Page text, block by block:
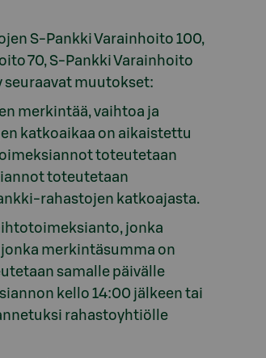
S-Pankki Varainhoito 100,
70, S-Pankki Varainhoito
seuraavat muutokset:
merkintää, vaihtoa ja
katkoaikaa on aikaistettu
toteutetaan
toteutetaan
rahastojen katkoajasta.
jonka
merkintäsumma on
samalle päivälle
kello 14:00 jälkeen tai
rahastoyhtiölle